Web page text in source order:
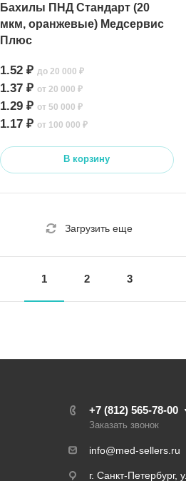
Бахилы ПНД Стандарт (20
мкм, оранжевые) Медсервис
Плюс
1.52 ₽ до 20 000 ₽
1.37 ₽ от 20 000 ₽
1.29 ₽ от 50 000 ₽
1.17 ₽ от 100 000 ₽
В корзину
Загрузить еще
1 2 3
+7 (812) 565-78-00
Заказать звонок
info@med-sellers.ru
г. Санкт-Петербург,